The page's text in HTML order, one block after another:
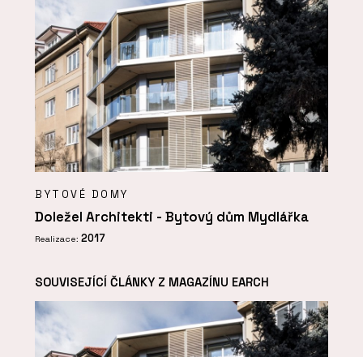
BYTOVÉ DOMY
Doležel Architekti - Bytový dům Mydlářka
Realizace: 2017
SOUVISEJÍCÍ ČLÁNKY Z MAGAZÍNU EARCH